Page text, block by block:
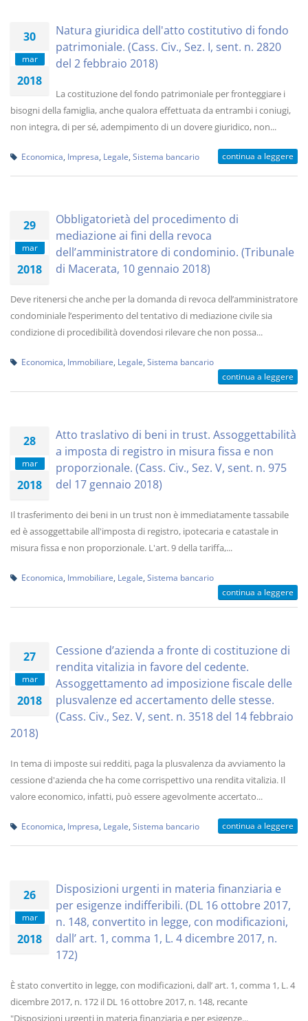
30
mar
2018
Natura giuridica dell'atto costitutivo di fondo
patrimoniale. (Cass. Civ., Sez. I, sent. n. 2820
del 2 febbraio 2018)
La costituzione del fondo patrimoniale per fronteggiare i
bisogni della famiglia, anche qualora effettuata da entrambi i coniugi,
non integra, di per sé, adempimento di un dovere giuridico, non...
Economica Impresa Legale Sistema bancario continua a leggere
29
mar
2018
Obbligatorietà del procedimento di
mediazione ai fini della revoca
dell’amministratore di condominio. (Tribunale
di Macerata, 10 gennaio 2018)
Deve ritenersi che anche per la domanda di revoca dell’amministratore
condominiale l’esperimento del tentativo di mediazione civile sia
condizione di procedibilità dovendosi rilevare che non possa...
Economica Immobiliare Legale Sistema bancario
continua a leggere
28
mar
2018
Atto traslativo di beni in trust. Assoggettabilità
a imposta di registro in misura fissa e non
proporzionale. (Cass. Civ., Sez. V, sent. n. 975
del 17 gennaio 2018)
Il trasferimento dei beni in un trust non è immediatamente tassabile
ed è assoggettabile all'imposta di registro, ipotecaria e catastale in
misura fissa e non proporzionale. L'art. 9 della tariffa,...
Economica Immobiliare Legale Sistema bancario
continua a leggere
27
mar
2018
Cessione d’azienda a fronte di costituzione di
rendita vitalizia in favore del cedente.
Assoggettamento ad imposizione fiscale delle
plusvalenze ed accertamento delle stesse.
(Cass. Civ., Sez. V, sent. n. 3518 del 14 febbraio
2018)
In tema di imposte sui redditi, paga la plusvalenza da avviamento la
cessione d'azienda che ha come corrispettivo una rendita vitalizia. Il
valore economico, infatti, può essere agevolmente accertato...
Economica Impresa Legale Sistema bancario continua a leggere
26
mar
2018
Disposizioni urgenti in materia finanziaria e
per esigenze indifferibili. (DL 16 ottobre 2017,
n. 148, convertito in legge, con modificazioni,
dall’ art. 1, comma 1, L. 4 dicembre 2017, n.
172)
È stato convertito in legge, con modificazioni, dall’ art. 1, comma 1, L. 4
dicembre 2017, n. 172 il DL 16 ottobre 2017, n. 148, recante
"Disposizioni urgenti in materia finanziaria e per esigenze...